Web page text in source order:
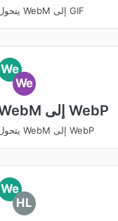
يتحول WebM إلى GIF
We
We
WebM إلى WebP
يتحول WebM إلى WebP
We
HL